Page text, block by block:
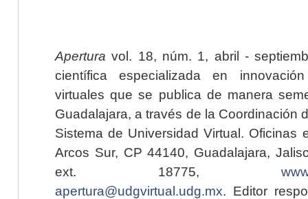
Apertura vol. 18, núm. 1, abril -
científica especializada en
virtuales que se publica de manera
Guadalajara, a través de la Coordinación
Sistema de Universidad Virtual. Oficinas
Arcos Sur, CP 44140, Guadalajara,
ext. 18775,
apertura@udgvirtual.udg.mx. Editor